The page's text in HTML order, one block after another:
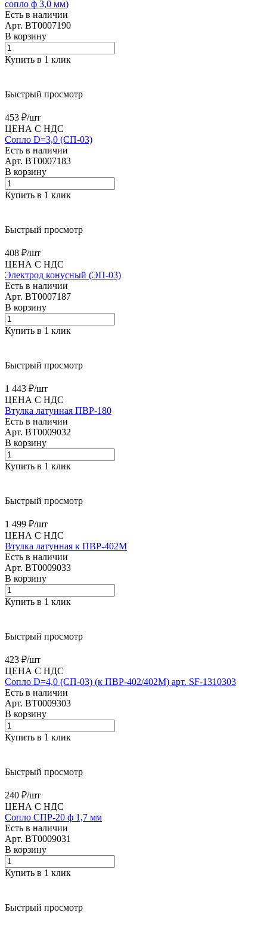
сопло ф 3,0 мм)
Есть в наличии
Арт. BT0007190
В корзину
Купить в 1 клик
Быстрый просмотр
453 ₽/шт
ЦЕНА С НДС
Сопло D=3,0 (СП-03)
Есть в наличии
Арт. BT0007183
В корзину
Купить в 1 клик
Быстрый просмотр
408 ₽/шт
ЦЕНА С НДС
Электрод конусный (ЭП-03)
Есть в наличии
Арт. BT0007187
В корзину
Купить в 1 клик
Быстрый просмотр
1 443 ₽/шт
ЦЕНА С НДС
Втулка латунная ПВР-180
Есть в наличии
Арт. BT0009032
В корзину
Купить в 1 клик
Быстрый просмотр
1 499 ₽/шт
ЦЕНА С НДС
Втулка латунная к ПВР-402М
Есть в наличии
Арт. BT0009033
В корзину
Купить в 1 клик
Быстрый просмотр
423 ₽/шт
ЦЕНА С НДС
Сопло D=4,0 (СП-03) (к ПВР-402/402М) арт. SF-1310303
Есть в наличии
Арт. BT0009303
В корзину
Купить в 1 клик
Быстрый просмотр
240 ₽/шт
ЦЕНА С НДС
Сопло СПР-20 ф 1,7 мм
Есть в наличии
Арт. BT0009031
В корзину
Купить в 1 клик
Быстрый просмотр